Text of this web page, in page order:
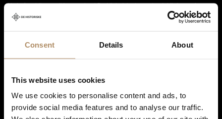
Consent Details About
This website uses cookies
We use cookies to personalise content and ads, to
provide social media features and to analyse our traffic.
Ved påmelding godkjenner du at De Historiske lagrer kontaktinformasjonen
du gir oss, og at vi sender deg nyhetsbrev om våre produkter og tjenester. Du
kan oppheve abonnementet når som helst. Hvis du vil ha mer informasjon
personvern, kan du se våre retningslinjer